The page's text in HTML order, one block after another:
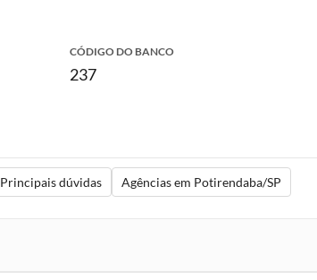
CÓDIGO DO BANCO
237
Principais dúvidas Agências em Potirendaba/SP